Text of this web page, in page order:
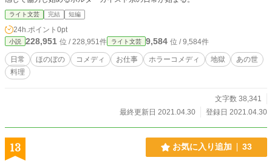
ライト文芸 完結 短編
24h.ポイント 0pt
小説 228,951 位 / 228,951件 ライト文芸 9,584 位 / 9,584件
日常 ほのぼの コメディ お仕事 ホラーコメディ 地獄
あの世
料理
文字数 38,341
最終更新日 2021.04.30
登録日 2021.04.30
13 お気に入り追加 33